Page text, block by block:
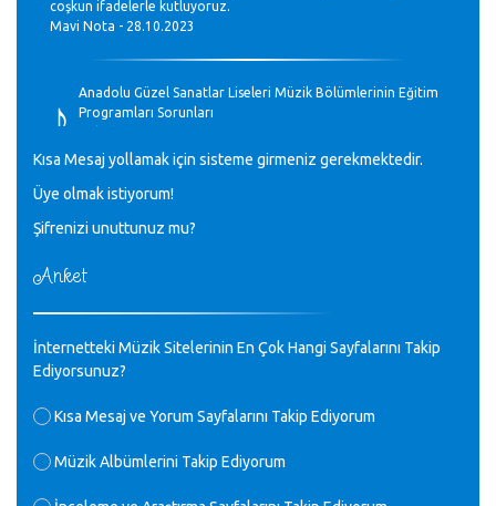
coşkun ifadelerle kutluyoruz.
Mavi Nota - 28.10.2023
♪
Anadolu Güzel Sanatlar Liseleri Müzik Bölümlerinin Eğitim
Programları Sorunları
♪
GEÇMİŞ OLSUN TÜRKİYE!
Mavi Nota - 07.02.2023
♪
30 yıl sonra karşılaşmak çok güzel Kurtuluş, teveccüh
M.Semih Baylan - 08.01.2023
♪
Değerli Müfit hocama en içten sevgi saygılarımı iletin
yaptım.1994 yılında derginin bu daldaki ödülüne layık
görülmüştüm evde yıllar sonra plaketi buldum hadi bir
Kısa Mesaj yollamak için sisteme girmeniz gerekmektedir.
Üye olmak istiyorum!
Şifrenizi unuttunuz mu?
Anket
İnternetteki Müzik Sitelerinin En Çok Hangi Sayfalarını Takip
Ediyorsunuz?
Kısa Mesaj ve Yorum Sayfalarını Takip Ediyorum
Müzik Albümlerini Takip Ediyorum